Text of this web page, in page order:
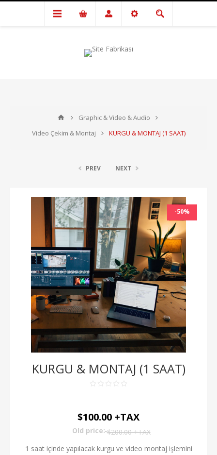
Graphic & Video & Audio
Video Çekim & Montaj
KURGU & MONTAJ (1 SAAT)
PREV NEXT
-50%
KURGU & MONTAJ (1 SAAT)
$100.00 +TAX
Old price: $200.00 +TAX
1 saat içinde yapılacak kurgu ve video montaj işlemini